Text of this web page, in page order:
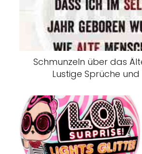
Schmunzeln über das
Lustige Sprüche und